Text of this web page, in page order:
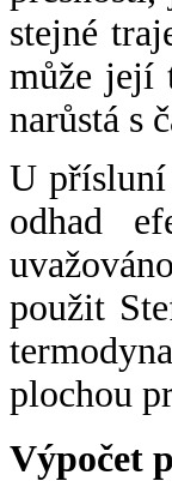
stejné
může její
narůstá s
U přísluní
odhad
použit
plochou
Výpočet